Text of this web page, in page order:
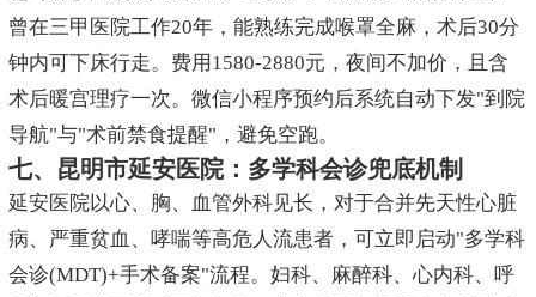
曾在三甲医院工作20年，能熟练完成喉罩全麻，术后30分
钟内可下床行走。费用1580-2880元，夜间不加价，且含
术后暖宫理疗一次。微信小程序预约后系统自动下发"到院
导航"与"术前禁食提醒"，避免空跑。
七、昆明市延安医院：多学科会诊兜底机制
延安医院以心、胸、血管外科见长，对于合并先天性心脏
病、严重贫血、哮喘等高危人流患者，可立即启动"多学科
会诊(MDT)+手术备案"流程。妇科、麻醉科、心内科、呼